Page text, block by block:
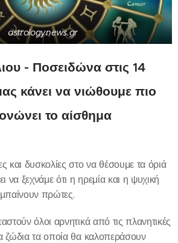
astrologynews.gr
- Ποσειδώνα στις 14
κάνει να νιώθουμε πιο
το αίσθημα
και δυσκολίες στο να θέσουμε τα όριά
να ξεχνάμε ότι η ηρεμία και η ψυχική
πρώτες.
όλοι αρνητικά από τις πλανητικές
ζώδια τα οποία θα καλοπεράσουν